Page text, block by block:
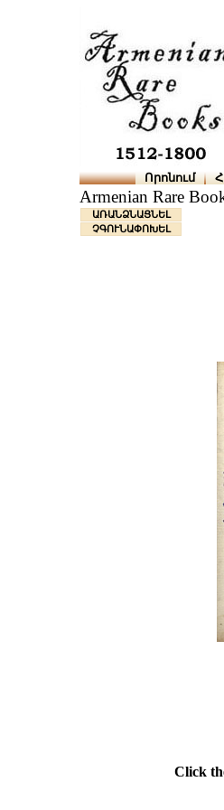
Որոնում
Armenian Rare
ԱՌԱՆՁՆԱՑՆԵԼ
ՉԳՈՒՆԱՓՈԽԵԼ
Click